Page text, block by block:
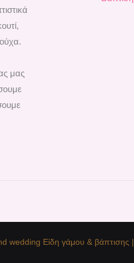
μας
wedding Είδη γάμου & βάπτισης |